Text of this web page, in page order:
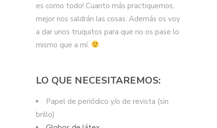
es como todo! Cuanto más practiquemos,
mejor nos saldrán las cosas. Además os voy
a dar unos truquitos para que no os pase lo
mismo que a mí.
LO QUE NECESITAREMOS:
Papel de periódico y/o de revista (sin
brillo)